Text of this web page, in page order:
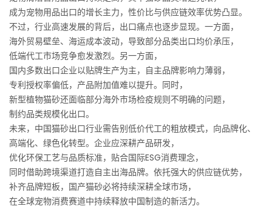
成为宠物用品出口的增长主力，性价比与供应链效率优势凸显。
不过，行业高速发展的背后，出口痛点也逐步显现。一方面，
海外贸易壁垒、海运成本波动，导致部分品类出口均价承压，
低端代工市场竞争愈发激烈。另一方面，
国内多数出口企业以贴牌生产为主，自主品牌影响力薄弱，
专利授权率偏低，产品附加值难以提升。同时，
新型植物猫砂还面临部分海外市场检疫规则不明确的问题，
制约品类规模化出口。
未来，中国猫砂出口行业需告别低价代工的粗放模式，向品牌化、
高端化、绿色化转型。企业应深耕产品研发，
优化环保工艺与品质标准，贴合国际ESG消费理念，
同时借助跨境渠道打造自主出海品牌。依托强大的供应链优势，
补齐品牌短板，国产猫砂必将持续深耕全球市场，
在全球宠物消费赛道中持续释放中国制造的新活力。